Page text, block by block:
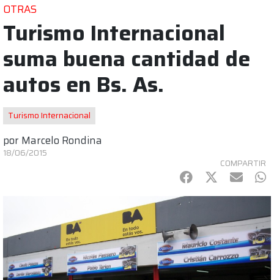
OTRAS
Turismo Internacional
suma buena cantidad de
autos en Bs. As.
Turismo Internacional
por Marcelo Rondina
18/06/2015
COMPARTIR
Facebook
Twitter
mail